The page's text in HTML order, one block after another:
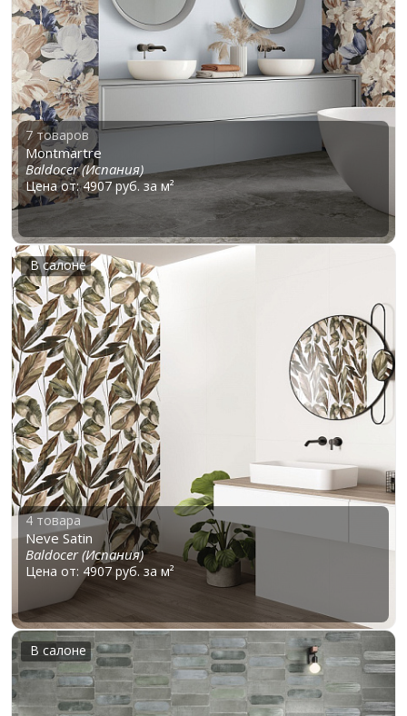
7 товаров
Montmartre
Baldocer (Испания)
Цена от: 4907 руб. за м²
В салоне
4 товара
Neve Satin
Baldocer (Испания)
Цена от: 4907 руб. за м²
В салоне